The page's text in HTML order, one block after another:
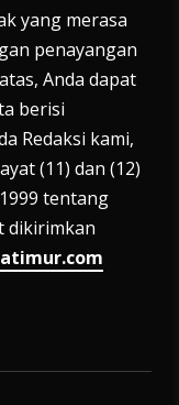
yang merasa
penayangan
Anda dapat
berisi
Redaksi kami,
(11) dan (12)
tentang
dikirimkan